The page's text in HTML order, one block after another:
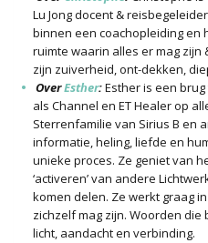
Lu Jong docent &
binnen een coachopleiding en
ruimte waarin alles er mag
zijn zuiverheid, ont-dekken,
OverEsther:Esther is een
als Channel en ET Healer op
Sterrenfamilie van Sirius B en
informatie, heling, liefde en
unieke proces. Ze geniet van
‘activeren’ van andere
komen delen. Ze werkt graag
zichzelf mag zijn. Woorden
licht, aandacht en verbinding.